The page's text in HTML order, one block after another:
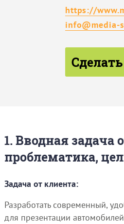
https://
info@media-
1. Вводная задача
проблематика,
Задача от клиента:
Разработать современный,
для презентации